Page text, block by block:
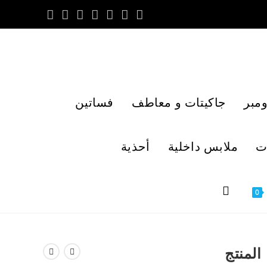
جاكيتات و معاطف فساتين
ملابس داخلية أحذية
0
المنتج